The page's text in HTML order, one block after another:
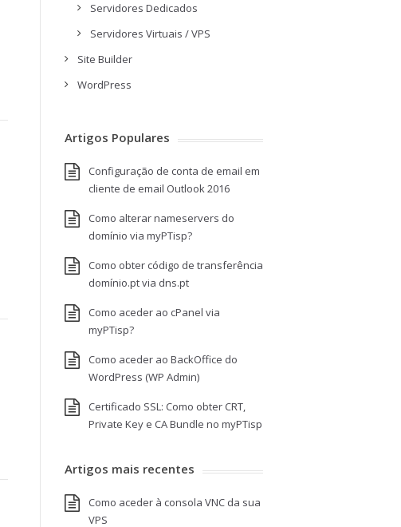
Servidores Dedicados
Servidores Virtuais / VPS
Site Builder
WordPress
Artigos Populares
Configuração de conta de email em
cliente de email Outlook 2016
Como alterar nameservers do
domínio via myPTisp?
Como obter código de transferência
domínio.pt via dns.pt
Como aceder ao cPanel via
myPTisp?
Como aceder ao BackOffice do
WordPress (WP Admin)
Certificado SSL: Como obter CRT,
Private Key e CA Bundle no myPTisp
Artigos mais recentes
Como aceder à consola VNC da sua
VPS